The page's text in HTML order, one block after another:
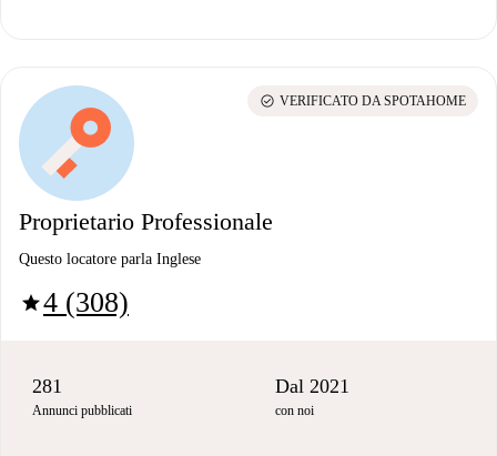
Proprietario Professionale
Questo locatore parla Inglese
star4 (308)
check_circle VERIFICATO DA SPOTAHOME
281
Annunci pubblicati
Dal 2021
con noi